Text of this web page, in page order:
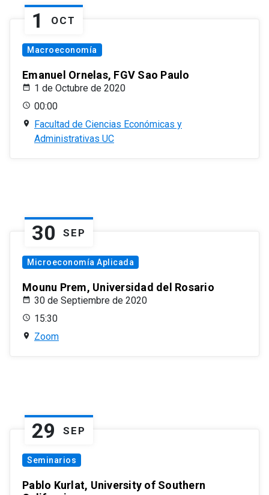
1 OCT
Macroeconomía
Emanuel Ornelas, FGV Sao Paulo
1 de Octubre de 2020
00:00
Facultad de Ciencias Económicas y
Administrativas UC
30 SEP
Microeconomía Aplicada
Mounu Prem, Universidad del Rosario
30 de Septiembre de 2020
15:30
Zoom
29 SEP
Seminarios
Pablo Kurlat, University of Southern